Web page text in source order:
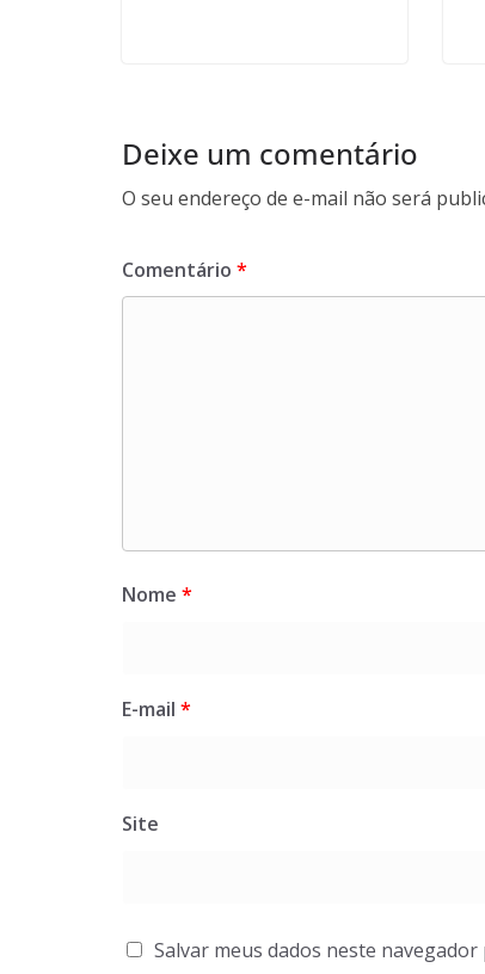
Deixe um comentário
O seu endereço de e-mail não será
Comentário *
Nome *
E-mail *
Site
Salvar meus dados neste